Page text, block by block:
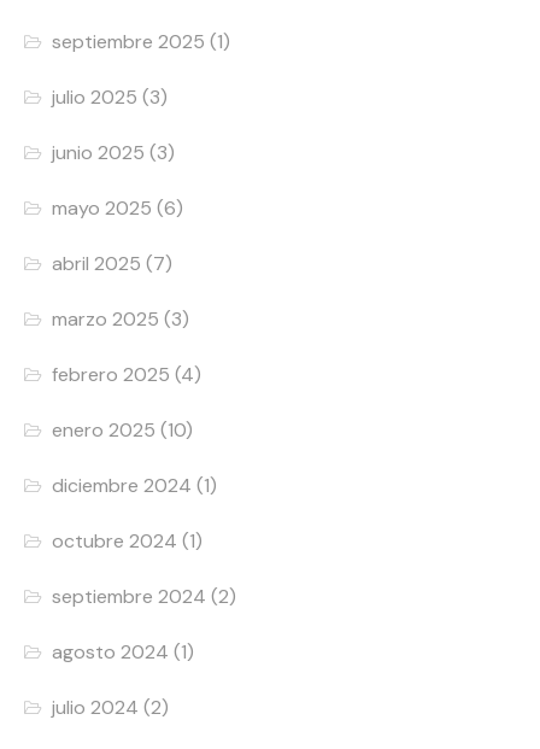
septiembre 2025 (1)
julio 2025 (3)
junio 2025 (3)
mayo 2025 (6)
abril 2025 (7)
marzo 2025 (3)
febrero 2025 (4)
enero 2025 (10)
diciembre 2024 (1)
octubre 2024 (1)
septiembre 2024 (2)
agosto 2024 (1)
julio 2024 (2)